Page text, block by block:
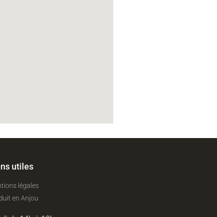
utiles
légales
en Anjou